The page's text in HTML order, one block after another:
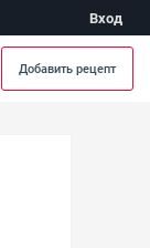
Вход
Добавить рецепт